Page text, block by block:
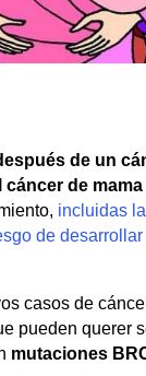
de un
cáncer de mama
incluidas
de
casos de
pueden querer
mutaciones